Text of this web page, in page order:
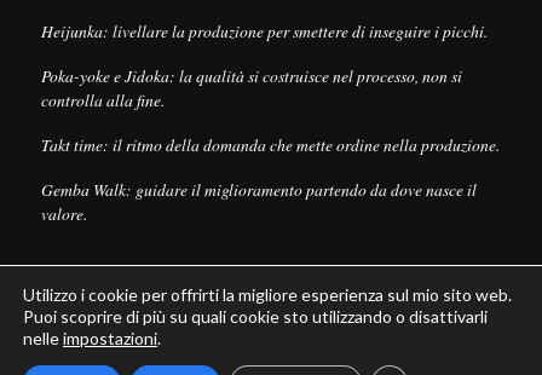
Heijunka: livellare la produzione per smettere di inseguire i picchi.
Poka-yoke e Jidoka: la qualità si costruisce nel processo, non si
controlla alla fine.
Takt time: il ritmo della domanda che mette ordine nella produzione.
Gemba Walk: guidare il miglioramento partendo da dove nasce il
valore.
© Copyright - Leanpull - Inbound Marketing byMaria Cristina Pizzato
Utilizzo i cookie per offrirti la migliore esperienza sul mio sito web.
Puoi scoprire di più su quali cookie sto utilizzando o disattivarli
nelleimpostazioni.